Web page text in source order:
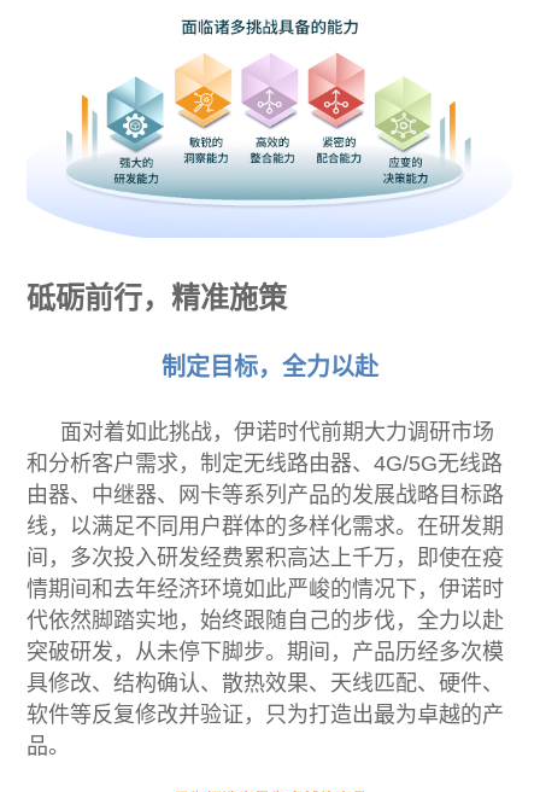
砥砺前行，精准施策
制定目标，全力以赴
面对着如此挑战，伊诺时代前期大力调研市场
和分析客户需求，制定无线路由器、4G/5G无线路
由器、中继器、网卡等系列产品的发展战略目标路
线，以满足不同用户群体的多样化需求。在研发期
间，多次投入研发经费累积高达上千万，即使在疫
情期间和去年经济环境如此严峻的情况下，伊诺时
代依然脚踏实地，始终跟随自己的步伐，全力以赴
突破研发，从未停下脚步。期间，产品历经多次模
具修改、结构确认、散热效果、天线匹配、硬件、
软件等反复修改并验证，只为打造出最为卓越的产
品。